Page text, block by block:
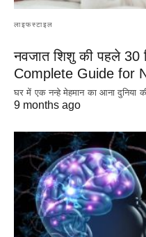
लाइफस्टाइल
नवजात शिशु की पहले
Complete Guide for
घर में एक नन्हे मेहमान का आना
9 months ago